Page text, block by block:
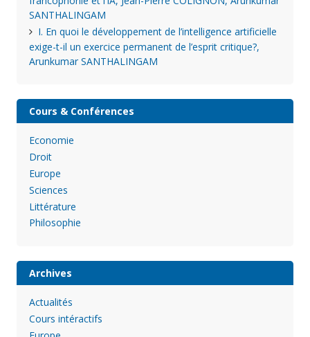
SANTHALINGAM
I. En quoi le développement de l’intelligence artificielle
exige-t-il un exercice permanent de l’esprit critique?,
Arunkumar SANTHALINGAM
Cours & Conférences
Economie
Droit
Europe
Sciences
Littérature
Philosophie
Archives
Actualités
Cours intéractifs